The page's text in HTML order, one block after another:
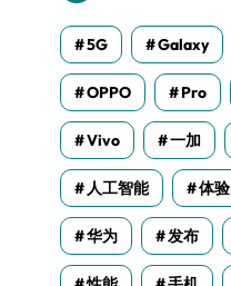
5G Galaxy
OPPO Pro
Vivo 一加
人工智能 体验
华为 发布